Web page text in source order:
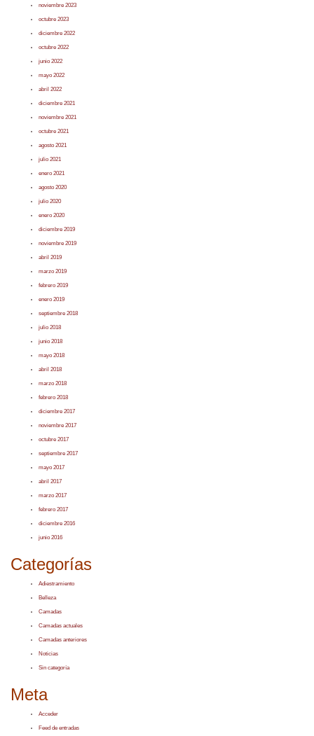
noviembre 2023
octubre 2023
diciembre 2022
octubre 2022
junio 2022
mayo 2022
abril 2022
diciembre 2021
noviembre 2021
octubre 2021
agosto 2021
julio 2021
enero 2021
agosto 2020
julio 2020
enero 2020
diciembre 2019
noviembre 2019
abril 2019
marzo 2019
febrero 2019
enero 2019
septiembre 2018
julio 2018
junio 2018
mayo 2018
abril 2018
marzo 2018
febrero 2018
diciembre 2017
noviembre 2017
octubre 2017
septiembre 2017
mayo 2017
abril 2017
marzo 2017
febrero 2017
diciembre 2016
junio 2016
Categorías
Adiestramiento
Belleza
Camadas
Camadas actuales
Camadas anteriores
Noticias
Sin categoría
Meta
Acceder
Feed de entradas